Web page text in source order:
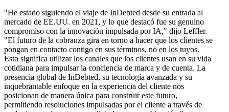
"He estado siguiendo el viaje de InDebted desde su entrada al
mercado de EE.UU. en 2021, y lo que destacó fue su genuino
compromiso con la innovación impulsada por IA," dijo Leffler.
"El futuro de la cobranza gira en torno a hacer que los clientes se
pongan en contacto contigo en sus términos, no en los tuyos.
Esto significa utilizar los canales que los clientes usan en su vida
cotidiana para impulsar la conciencia de marca y de cuenta. La
presencia global de InDebted, su tecnología avanzada y su
inquebrantable enfoque en la experiencia del cliente nos
posicionan de manera única para construir este futuro,
permitiendo resoluciones impulsadas por el cliente a través de